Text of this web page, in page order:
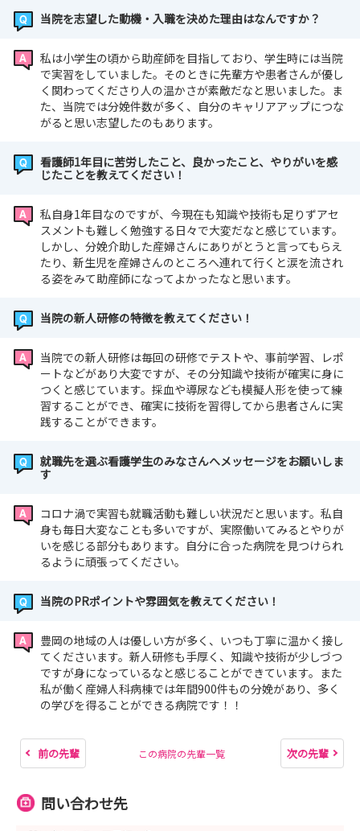
当院を志望した動機・入職を決めた理由はなんですか？
私は小学生の頃から助産師を目指しており、学生時には当院
で実習をしていました。そのときに先輩方や患者さんが優し
く関わってくださり人の温かさが素敵だなと思いました。ま
た、当院では分娩件数が多く、自分のキャリアアップにつな
がると思い志望したのもあります。
看護師1年目に苦労したこと、良かったこと、やりがいを感
じたことを教えてください！
私自身1年目なのですが、今現在も知識や技術も足りずアセ
スメントも難しく勉強する日々で大変だなと感じています。
しかし、分娩介助した産婦さんにありがとうと言ってもらえ
たり、新生児を産婦さんのところへ連れて行くと涙を流され
る姿をみて助産師になってよかったなと思います。
当院の新人研修の特徴を教えてください！
当院での新人研修は毎回の研修でテストや、事前学習、レポ
ートなどがあり大変ですが、その分知識や技術が確実に身に
つくと感じています。採血や導尿なども模擬人形を使って練
習することができ、確実に技術を習得してから患者さんに実
践することができます。
就職先を選ぶ看護学生のみなさんへメッセージをお願いしま
す
コロナ渦で実習も就職活動も難しい状況だと思います。私自
身も毎日大変なことも多いですが、実際働いてみるとやりが
いを感じる部分もあります。自分に合った病院を見つけられ
るように頑張ってください。
当院のPRポイントや雰囲気を教えてください！
豊岡の地域の人は優しい方が多く、いつも丁寧に温かく接し
てくださいます。新人研修も手厚く、知識や技術が少しづつ
ですが身になっているなと感じることができています。また
私が働く産婦人科病棟では年間900件もの分娩があり、多く
の学びを得ることができる病院です！！
前の先輩 この病院の先輩一覧 次の先輩
問い合わせ先